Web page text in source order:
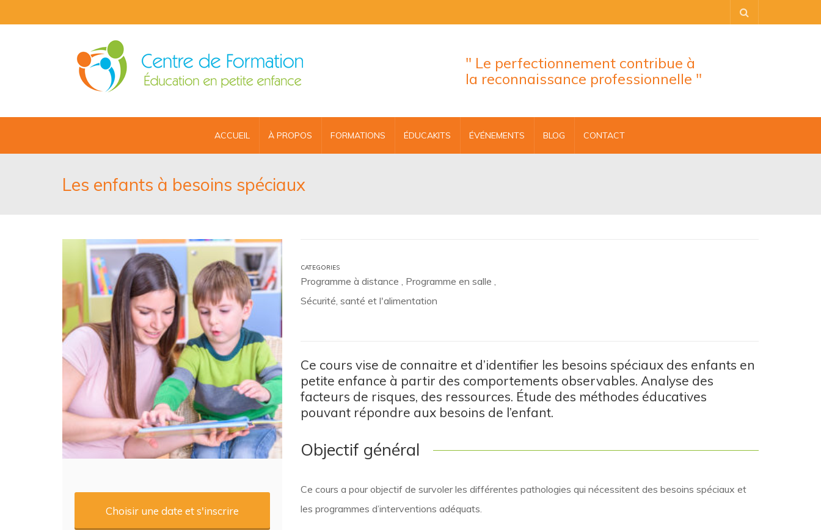
" Le perfectionnement contribue à
la reconnaissance professionnelle "
ACCUEIL À PROPOS FORMATIONS ÉDUCAKITS ÉVÉNEMENTS BLOG CONTACT
Les enfants à besoins spéciaux
Choisir une date et s'inscrire
CATEGORIES
Programme à distance , Programme en salle ,
Sécurité, santé et l'alimentation
Ce cours vise de connaitre et d’identifier les besoins spéciaux des enfants en
petite enfance à partir des comportements observables. Analyse des
facteurs de risques, des ressources. Étude des méthodes éducatives
pouvant répondre aux besoins de l’enfant.
Objectif général
Ce cours a pour objectif de survoler les différentes pathologies qui nécessitent des besoins spéciaux et
les programmes d’interventions adéquats.